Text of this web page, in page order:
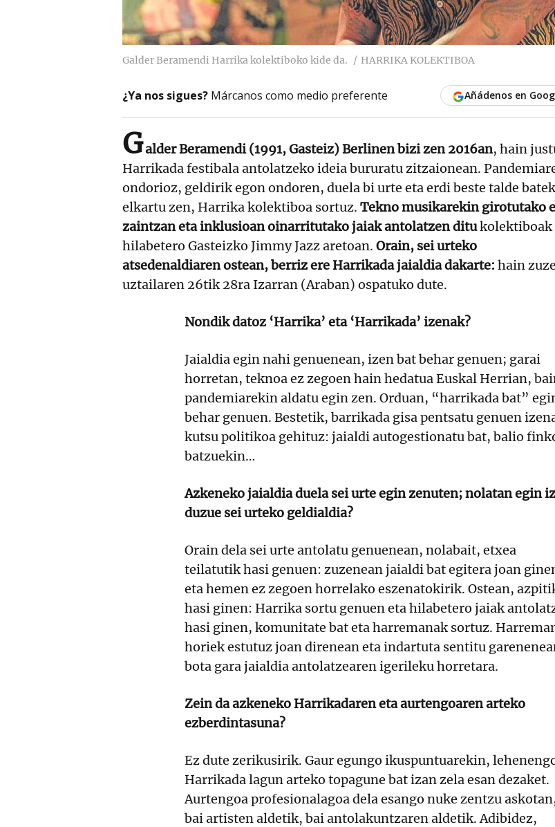
Galder Beramendi Harrika kolektiboko kide da. HARRIKA KOLEKTIBOA
¿Ya nos sigues? Márcanos como medio preferente Añádenos en
Galder Beramendi (1991, Gasteiz) Berlinen bizi zen 2016an, hain
Harrikada festibala antolatzeko ideia bururatu zitzaionean.
ondorioz, geldirik egon ondoren, duela bi urte eta erdi beste talde
elkartu zen, Harrika kolektiboa sortuz. Tekno musikarekin girotutako
zaintzan eta inklusioan oinarritutako jaiak antolatzen ditukolektiboak
hilabetero Gasteizko Jimmy Jazz aretoan. Orain, sei urteko
atsedenaldiaren ostean, berriz ere Harrikada jaialdia dakarte: hain
uztailaren 26tik 28ra Izarran (Araban) ospatuko dute.
Nondik datoz ‘Harrika’ eta ‘Harrikada’ izenak?
Jaialdia egin nahi genuenean, izen bat behar genuen; garai
horretan, teknoa ez zegoen hain hedatua Euskal Herrian,
pandemiarekin aldatu egin zen. Orduan, “harrikada bat”
behar genuen. Bestetik, barrikada gisa pentsatu genuen
kutsu politikoa gehituz: jaialdi autogestionatu bat, balio
batzuekin…
Azkeneko jaialdia duela sei urte egin zenuten; nolatan egin
duzue sei urteko geldialdia?
Orain dela sei urte antolatu genuenean, nolabait, etxea
teilatutik hasi genuen: zuzenean jaialdi bat egitera joan
eta hemen ez zegoen horrelako eszenatokirik. Ostean,
hasi ginen: Harrika sortu genuen eta hilabetero jaiak
hasi ginen, komunitate bat eta harremanak sortuz.
horiek estutuz joan direnean eta indartuta sentitu
bota gara jaialdia antolatzearen igerileku horretara.
Zein da azkeneko Harrikadaren eta aurtengoaren arteko
ezberdintasuna?
Ez dute zerikusirik. Gaur egungo ikuspuntuarekin,
Harrikada lagun arteko topagune bat izan zela esan dezaket.
Aurtengoa profesionalagoa dela esango nuke zentzu
bai artisten aldetik, bai antolakuntzaren aldetik. Adibidez,